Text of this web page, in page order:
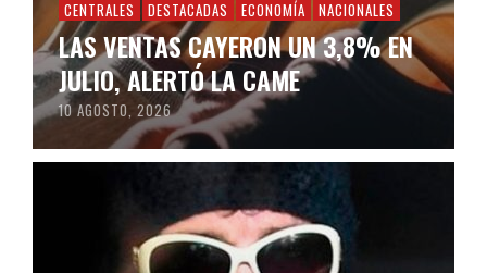
CENTRALES DESTACADAS ECONOMÍA NACIONALES
LAS VENTAS CAYERON UN 3,8% EN
JULIO, ALERTÓ LA CAME
10 AGOSTO, 2026